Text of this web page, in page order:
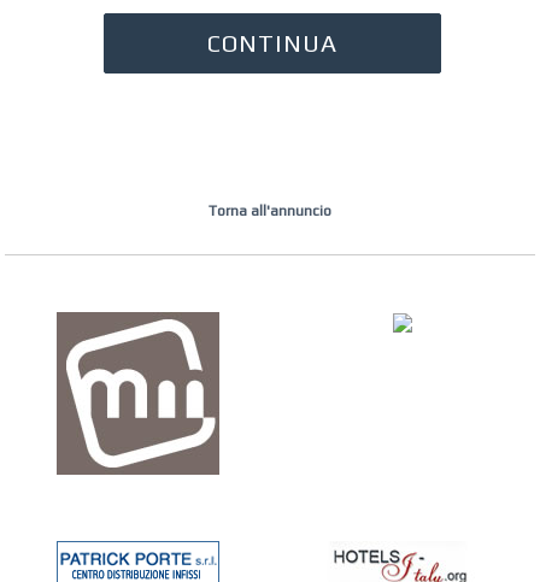
Torna all'annuncio